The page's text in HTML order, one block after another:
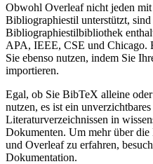
Obwohl Overleaf nicht jeden
Bibliographiestil unterstützt,
Bibliographiestilbibliothek
APA, IEEE, CSE und Chicago.
Sie ebenso nutzen, indem Sie
importieren.
Egal, ob Sie BibTeX alleine
nutzen, es ist ein
Literaturverzeichnissen in
Dokumenten. Um mehr über
und Overleaf zu erfahren,
Dokumentation.